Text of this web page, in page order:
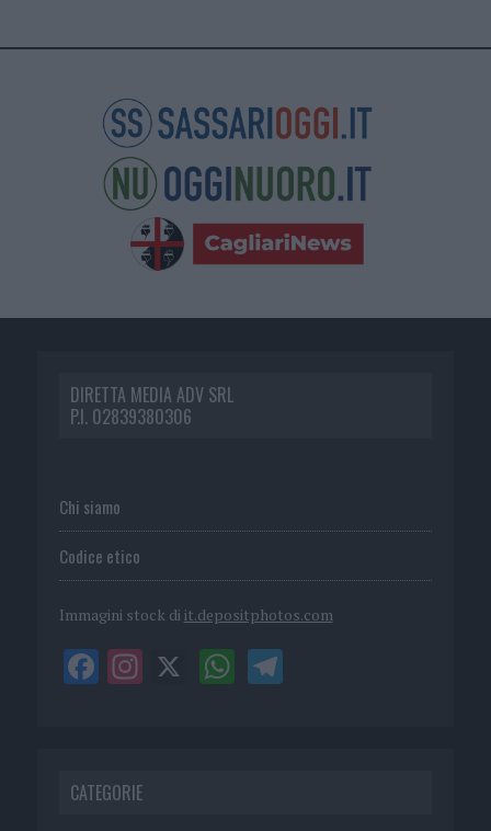
DIRETTA MEDIA ADV SRL
P.I. 02839380306
Chi siamo
Codice etico
Immagini stock di it.depositphotos.com
CATEGORIE